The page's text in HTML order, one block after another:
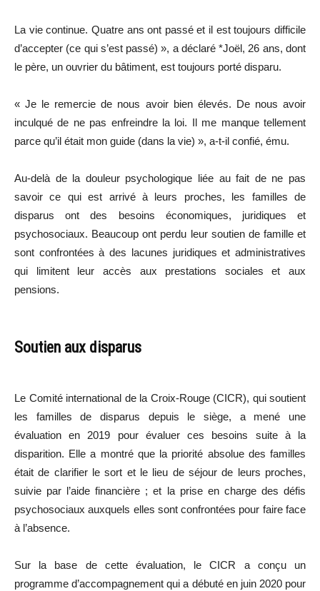
La vie continue. Quatre ans ont passé et il est toujours difficile
d’accepter (ce qui s’est passé) », a déclaré *Joël, 26 ans, dont
le père, un ouvrier du bâtiment, est toujours porté disparu.
« Je le remercie de nous avoir bien élevés. De nous avoir
inculqué de ne pas enfreindre la loi. Il me manque tellement
parce qu’il était mon guide (dans la vie) », a-t-il confié, ému.
Au-delà de la douleur psychologique liée au fait de ne pas
savoir ce qui est arrivé à leurs proches, les familles de
disparus ont des besoins économiques, juridiques et
psychosociaux. Beaucoup ont perdu leur soutien de famille et
sont confrontées à des lacunes juridiques et administratives
qui limitent leur accès aux prestations sociales et aux
pensions.
Soutien aux disparus
Le Comité international de la Croix-Rouge (CICR), qui soutient
les familles de disparus depuis le siège, a mené une
évaluation en 2019 pour évaluer ces besoins suite à la
disparition. Elle a montré que la priorité absolue des familles
était de clarifier le sort et le lieu de séjour de leurs proches,
suivie par l’aide financière ; et la prise en charge des défis
psychosociaux auxquels elles sont confrontées pour faire face
à l’absence.
Sur la base de cette évaluation, le CICR a conçu un
programme d’accompagnement qui a débuté en juin 2020 pour